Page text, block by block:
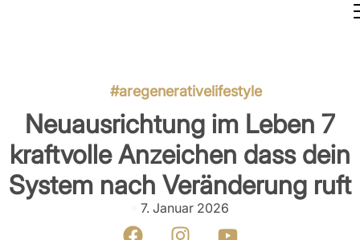
#aregenerativelifestyle
Neuausrichtung im Leben 7
kraftvolle Anzeichen dass dein
System nach Veränderung ruft
7. Januar 2026